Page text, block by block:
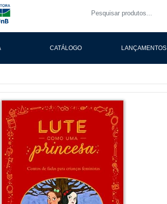
CATÁLOGO LANÇAMENTOS